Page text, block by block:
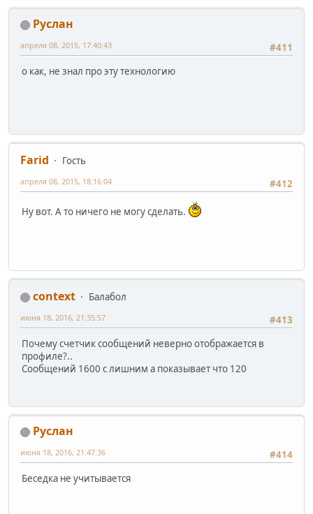
Pуслан
#411
апреля 08, 2015, 17:40:43
о как, не знал про эту технологию
Farid
Гость
#412
апреля 08, 2015, 18:16:04
Ну вот. А то ничего не могу сделать.
context
Балабол
#413
июня 18, 2016, 21:35:57
Почему счетчик сообщений неверно отображается в
профиле?..
Сообщений 1600 с лишним а показывает что 120
Pуслан
#414
июня 18, 2016, 21:47:36
Беседка не учитывается